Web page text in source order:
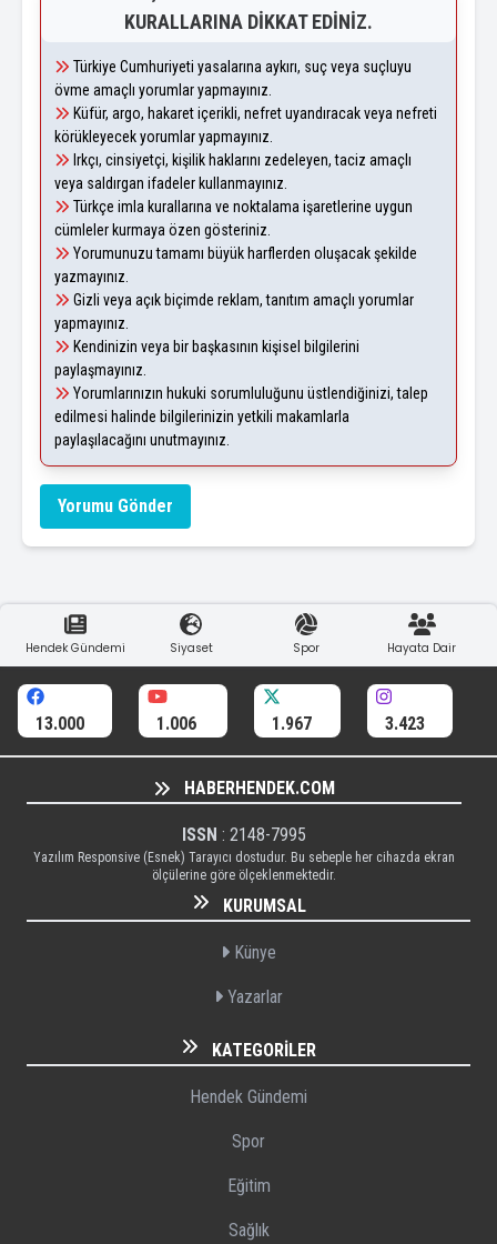
KURALLARINA DIKKAT EDINIZ.
Türkiye Cumhuriyeti yasalarına aykırı, suç veya suçluyu
övme amaçlı yorumlar yapmayınız.
Küfür, argo, hakaret içerikli, nefret uyandıracak veya nefreti
körükleyecek yorumlar yapmayınız.
Irkçı, cinsiyetçi, kişilik haklarını zedeleyen, taciz amaçlı
veya saldırgan ifadeler kullanmayınız.
Türkçe imla kurallarına ve noktalama işaretlerine uygun
cümleler kurmaya özen gösteriniz.
Yorumunuzu tamamı büyük harflerden oluşacak şekilde
yazmayınız.
Gizli veya açık biçimde reklam, tanıtım amaçlı yorumlar
yapmayınız.
Kendinizin veya bir başkasının kişisel bilgilerini
paylaşmayınız.
Yorumlarınızın hukuki sorumluluğunu üstlendiğinizi, talep
edilmesi halinde bilgilerinizin yetkili makamlarla
paylaşılacağını unutmayınız.
Yorumu Gönder
Hendek Gündemi Siyaset Spor Hayata Dair
13.000 1.006 1.967 3.423
HABERHENDEK.COM
ISSN : 2148-7995
Yazılım Responsive (Esnek) Tarayıcı dostudur. Bu sebeple her cihazda ekran
ölçülerine göre ölçeklenmektedir.
KURUMSAL
Künye
Yazarlar
KATEGORILER
Hendek Gündemi
Spor
Eğitim
Sağlık